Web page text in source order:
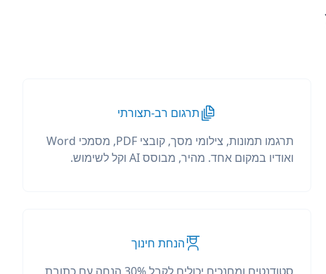
תרגום רב-תצורתי
תרגמו תמונות, צילומי מסך, קובצי PDF, מסמכי Word
ואודיו במקום אחד. מהיר, מבוסס AI וקל לשימוש.
הנחת חינוך